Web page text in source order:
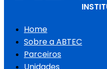
Home
Sobre a ABTEC
Parceiros